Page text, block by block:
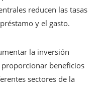
reducen las tasas
y el gasto.
la inversión
beneficios
sectores de la